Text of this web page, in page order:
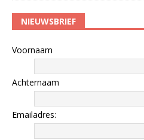
NIEUWSBRIEF
Voornaam
Achternaam
Emailadres: